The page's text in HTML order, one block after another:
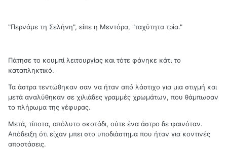
"Περνάμε τη Σελήνη", είπε η Μεντόρα, "ταχύτητα τρία."
Πάτησε το κουμπί λειτουργίας και τότε φάνηκε κάτι το
καταπληκτικό.
Τα άστρα τεντώθηκαν σαν να ήταν από λάστιχο για μια στιγμή και
μετά αναλύθηκαν σε χιλιάδες γραμμές χρωμάτων, που θάμπωσαν
το πλήρωμα της γέφυρας.
Μετά, τίποτα, απόλυτο σκοτάδι, ούτε ένα άστρο δε φαινόταν.
Απόδειξη ότι είχαν μπει στο υποδιάστημα που ήταν για κοντινές
αποστάσεις.